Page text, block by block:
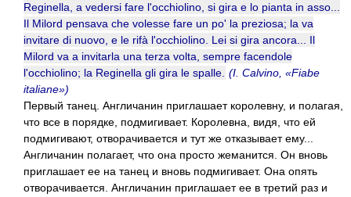
Reginella, a vedersi fare l'occhiolino, si gira e lo pianta in asso...
Il Milord pensava che volesse fare un po' la preziosa; la va
invitare di nuovo, e le rifà l'occhiolino. Lei si gira ancora... Il
Milord va a invitarla una terza volta, sempre facendole
l'occhiolino; la Reginella gli gira le spalle. (I. Calvino, «Fiabe
italiane»)
Первый танец. Англичанин приглашает королевну, и полагая,
что все в порядке, подмигивает. Королевна, видя, что ей
подмигивают, отворачивается и тут же отказывает ему...
Англичанин полагает, что она просто жеманится. Он вновь
приглашает ее на танец и вновь подмигивает. Она опять
отворачивается. Англичанин приглашает ее в третий раз и